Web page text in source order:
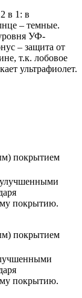
в 1: в
– темные.
УФ-
– защита от
т.к. лобовое
ультрафиолет.
покрытием
покрытию.
покрытием
покрытию.